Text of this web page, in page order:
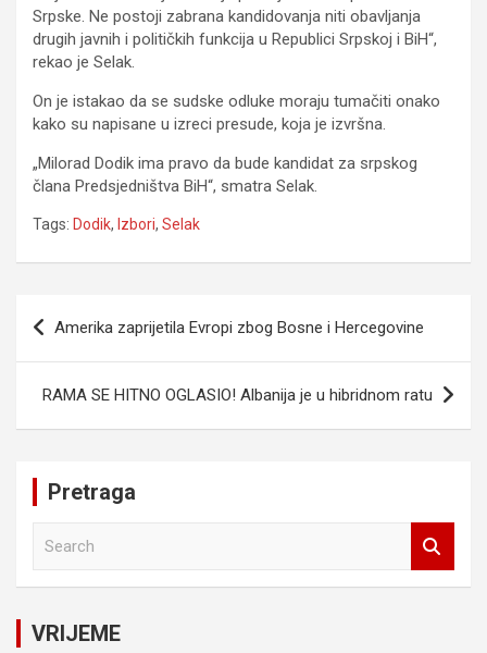
Srpske. Ne postoji zabrana kandidovanja niti obavljanja
drugih javnih i političkih funkcija u Republici Srpskoj i BiH“,
rekao je Selak.
On je istakao da se sudske odluke moraju tumačiti onako
kako su napisane u izreci presude, koja je izvršna.
„Milorad Dodik ima pravo da bude kandidat za srpskog
člana Predsjedništva BiH“, smatra Selak.
Tags: Dodik, Izbori, Selak
Navigacija
članaka
Amerika zaprijetila Evropi zbog Bosne i Hercegovine
RAMA SE HITNO OGLASIO! Albanija je u hibridnom ratu
Pretraga
c
VRIJEME